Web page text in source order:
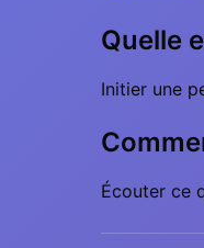
Quelle
Initier une
Écouter ce